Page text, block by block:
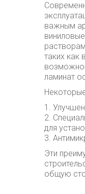
важным
таких как
ламинат
1.
2.
для
3.
Эти
общую